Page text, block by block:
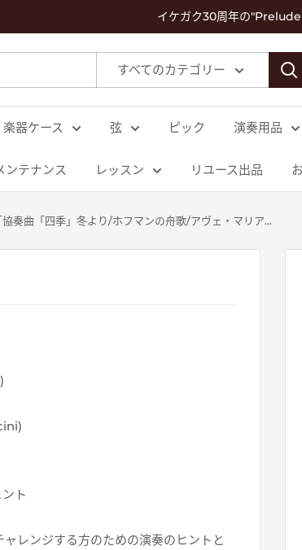
イケガク30周年の
すべてのカテゴリー
楽器ケース 弦 ピック 演奏用品
ンテナンス レッスン リユース出品
協奏曲「四季」冬より/ホフマンの舟歌/アヴェ・マリア...
ト
レンジする方のための演奏のヒントと